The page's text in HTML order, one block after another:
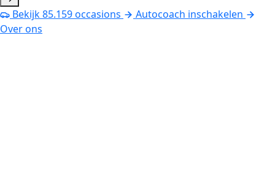
Bekijk85.159occasions
Autocoach inschakelen
Over ons